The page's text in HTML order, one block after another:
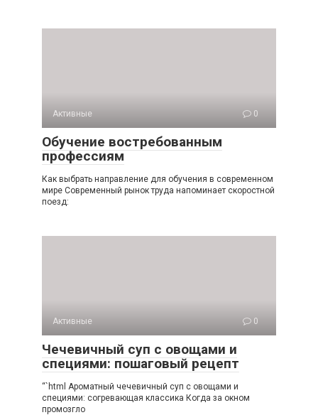
Активные 0
Обучение востребованным
профессиям
Как выбрать направление для обучения в современном
мире Современный рынок труда напоминает скоростной
поезд:
Активные 0
Чечевичный суп с овощами и
специями: пошаговый рецепт
“`html Ароматный чечевичный суп с овощами и
специями: согревающая классика Когда за окном
промозгло